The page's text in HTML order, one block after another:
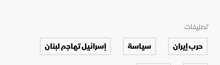
تصنيفات
حرب إيران سياسة
إسرائيل تهاجم لبنان